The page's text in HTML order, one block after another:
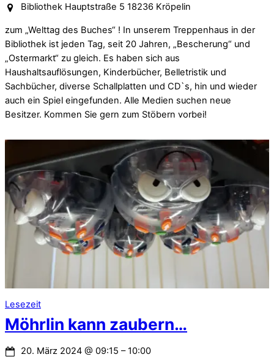
Bibliothek Hauptstraße 5 18236 Kröpelin
zum „Welttag des Buches“ ! In unserem Treppenhaus in der
Bibliothek ist jeden Tag, seit 20 Jahren, „Bescherung“ und
„Ostermarkt“ zu gleich. Es haben sich aus
Haushaltsauflösungen, Kinderbücher, Belletristik und
Sachbücher, diverse Schallplatten und CD`s, hin und wieder
auch ein Spiel eingefunden. Alle Medien suchen neue
Besitzer. Kommen Sie gern zum Stöbern vorbei!
Lesezeit
Möhrlin kann zaubern…
20. März 2024 @09:15 –10:00